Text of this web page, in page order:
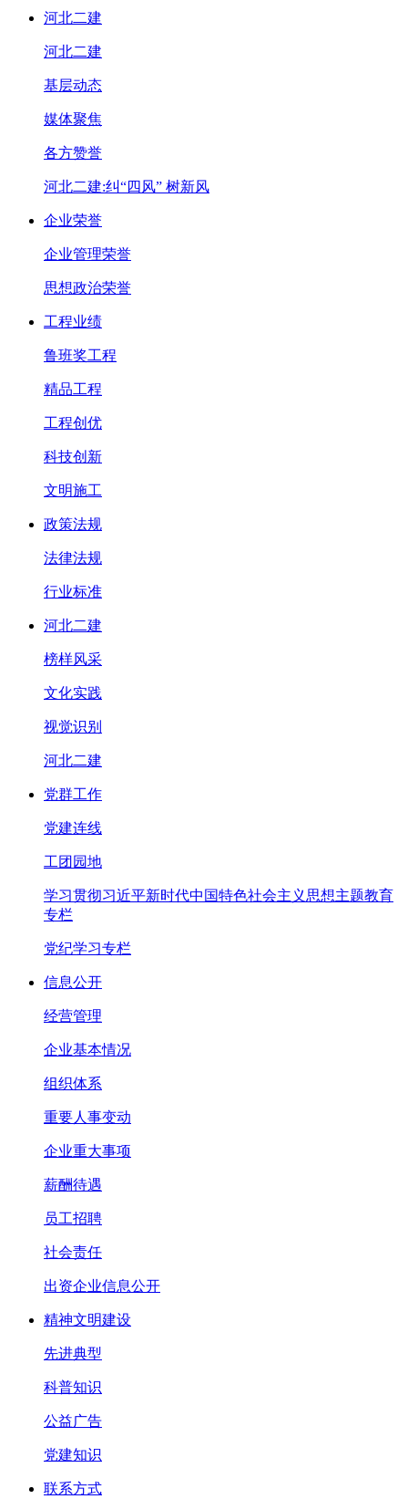
河北二建
河北二建
基层动态
媒体聚焦
各方赞誉
河北二建:纠“四风” 树新风
企业荣誉
企业管理荣誉
思想政治荣誉
工程业绩
鲁班奖工程
精品工程
工程创优
科技创新
文明施工
政策法规
法律法规
行业标准
河北二建
榜样风采
文化实践
视觉识别
河北二建
党群工作
党建连线
工团园地
学习贯彻习近平新时代中国特色社会主义思想主题教育
专栏
党纪学习专栏
信息公开
经营管理
企业基本情况
组织体系
重要人事变动
企业重大事项
薪酬待遇
员工招聘
社会责任
出资企业信息公开
精神文明建设
先进典型
科普知识
公益广告
党建知识
联系方式